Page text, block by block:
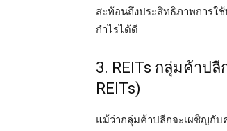
สะท้อนถึงประสิทธิภาพการใ
กำไรได้ดี
3. REITs กลุ่มค้าป
REITs)
แม้ว่ากลุ่มค้าปลีกจะเผชิญกับ